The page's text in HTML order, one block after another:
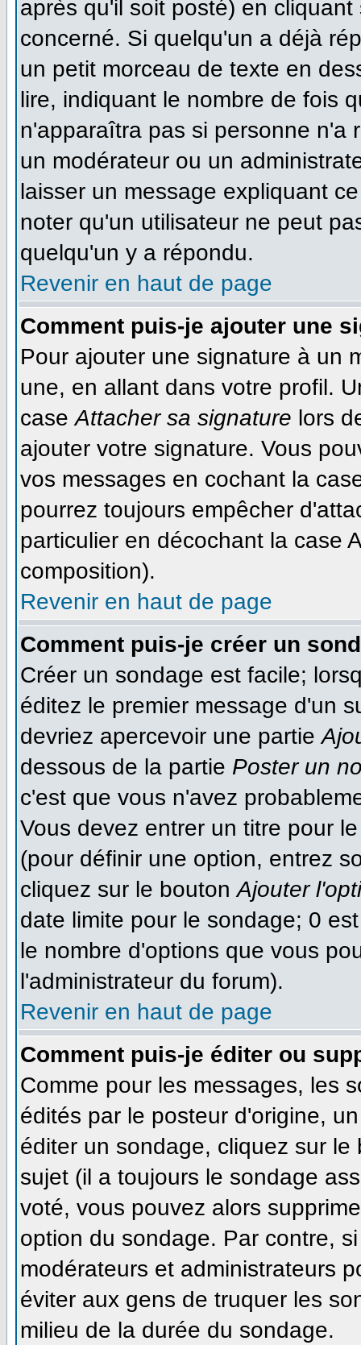
après qu'il soit posté) en
concerné. Si quelqu'un a déjà
un petit morceau de texte en
lire, indiquant le nombre de fois
n'apparaîtra pas si personne n'a
un modérateur ou un
laisser un message expliquant
noter qu'un utilisateur ne peut
quelqu'un y a répondu.
Revenir en haut de page
Comment puis-je ajouter une
Pour ajouter une signature à un
une, en allant dans votre profil.
caseAttacher sa signature lors
ajouter votre signature. Vous
vos messages en cochant la
pourrez toujours empêcher
particulier en décochant la case
composition).
Revenir en haut de page
Comment puis-je créer un
Créer un sondage est facile;
éditez le premier message d'un
devriez apercevoir une partie
dessous de la partie Poster un
c'est que vous n'avez
Vous devez entrer un titre pour
(pour définir une option, entrez
cliquez sur le boutonAjouter
date limite pour le sondage; 0
le nombre d'options que vous
l'administrateur du forum).
Revenir en haut de page
Comment puis-je éditer ou
Comme pour les messages, les
édités par le posteur d'origine,
éditer un sondage, cliquez sur
sujet (il a toujours le sondage
voté, vous pouvez alors
option du sondage. Par contre,
modérateurs et administrateurs
éviter aux gens de truquer les
milieu de la durée du sondage.